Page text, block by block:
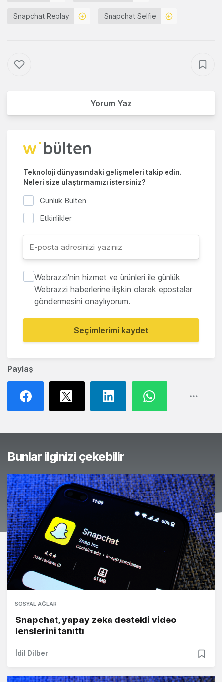
Paylaş
Snapchat Replay Snapchat Selfie
Yorum Yaz
Teknoloji dünyasındaki gelişmeleri takip edin.
Neleri size ulaştırmamızı istersiniz?
Günlük Bülten
Etkinlikler
Webrazzi'nin hizmet ve ürünleri ile günlük
Webrazzi haberlerine ilişkin olarak epostalar
göndermesini onaylıyorum.
Seçimlerimi kaydet
Bunlar ilginizi çekebilir
SOSYAL AĞLAR
Snapchat, yapay zeka destekli video
lenslerini tanıttı
İdil Dilber